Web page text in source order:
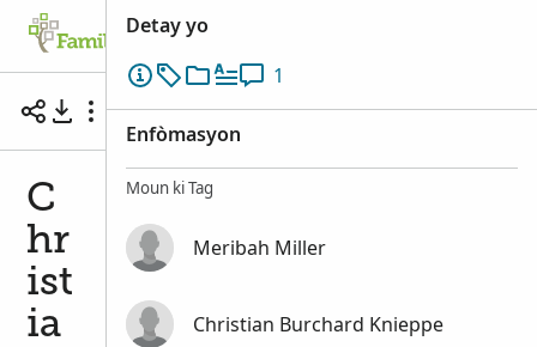
Christian Burchard Kniep - A Life Sketch
C
hr
ist
ia
Detay yo
1
Enfòmasyon
Moun ki Tag
Meribah Miller
Christian Burchard Knieppe